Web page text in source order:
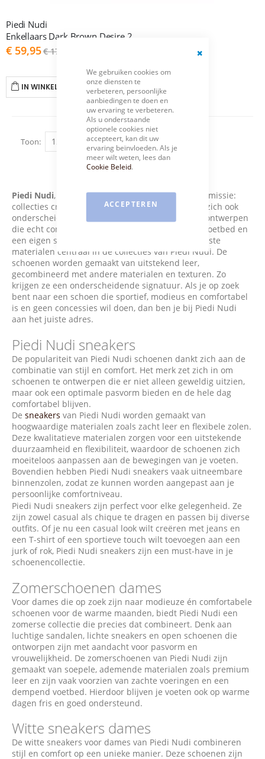
We gebruiken cookies om
onze diensten te
verbeteren, persoonlijke
aanbiedingen te doen en
uw ervaring te verbeteren.
Als u onderstaande
optionele cookies niet
accepteert, kan dit uw
ervaring beïnvloeden. Als je
meer wilt weten, lees dan
Cookie Beleid.
ACCEPTEREN
Piedi Nudi
Enkellaars Dark Brown Desire 2
As
low
€ 59,95€ 179,95
IN WINKELWAGEN
Toon
Piedi Nudi, een jong Nederlands merk, heeft een missie:
collecties creëren die niet alleen mooi zijn, maar zich ook
onderscheiden van de massa. Door schoenen te ontwerpen
die echt comfortabel zijn, met een uitneembaar voetbed en
een eigen stijl. Inmiddels staan kwaliteit en de beste
materialen centraal in de collecties van Piedi Nudi. De
schoenen worden gemaakt van uitstekend leer,
gecombineerd met andere materialen en texturen. Zo
krijgen ze een onderscheidende signatuur. Als je op zoek
bent naar een schoen die sportief, modieus en comfortabel
is en geen concessies wil doen, dan ben je bij Piedi Nudi
aan het juiste adres.
Piedi Nudi sneakers
De populariteit van Piedi Nudi schoenen dankt zich aan de
combinatie van stijl en comfort. Het merk zet zich in om
schoenen te ontwerpen die er niet alleen geweldig uitzien,
maar ook een optimale pasvorm bieden en de hele dag
comfortabel blijven.
De sneakers van Piedi Nudi worden gemaakt van
hoogwaardige materialen zoals zacht leer en flexibele zolen.
Deze kwalitatieve materialen zorgen voor een uitstekende
duurzaamheid en flexibiliteit, waardoor de schoenen zich
moeiteloos aanpassen aan de bewegingen van je voeten.
Bovendien hebben Piedi Nudi sneakers vaak uitneembare
binnenzolen, zodat ze kunnen worden aangepast aan je
persoonlijke comfortniveau.
Piedi Nudi sneakers zijn perfect voor elke gelegenheid. Ze
zijn zowel casual als chique te dragen en passen bij diverse
outfits. Of je nu een casual look wilt creëren met jeans en
een T-shirt of een sportieve touch wilt toevoegen aan een
jurk of rok, Piedi Nudi sneakers zijn een must-have in je
schoenencollectie.
Zomerschoenen dames
Voor dames die op zoek zijn naar modieuze én comfortabele
schoenen voor de warme maanden, biedt Piedi Nudi een
zomerse collectie die precies dat combineert. Denk aan
luchtige sandalen, lichte sneakers en open schoenen die
ontworpen zijn met aandacht voor pasvorm en
vrouwelijkheid. De zomerschoenen van Piedi Nudi zijn
gemaakt van soepele, ademende materialen zoals premium
leer en zijn vaak voorzien van zachte voeringen en een
dempend voetbed. Hierdoor blijven je voeten ook op warme
dagen fris en goed ondersteund.
Witte sneakers dames
De witte sneakers voor dames van Piedi Nudi combineren
stijl en comfort op een unieke manier. Deze schoenen zijn